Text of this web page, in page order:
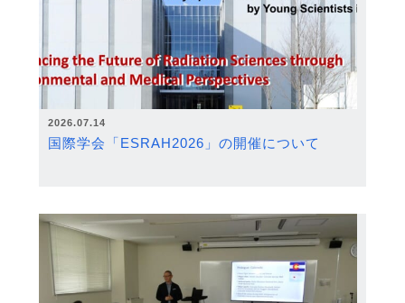
2026.07.14
国際学会「ESRAH2026」の開催について